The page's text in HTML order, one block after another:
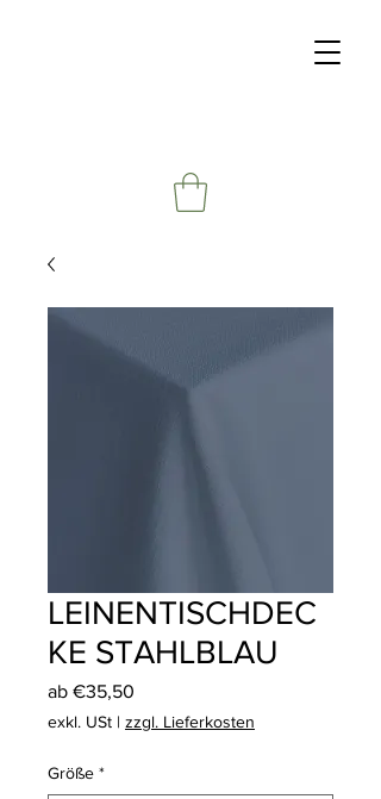
LEINENTISCHDEC
KE STAHLBLAU
ab €35,50
exkl. USt | zzgl. Lieferkosten
Größe *